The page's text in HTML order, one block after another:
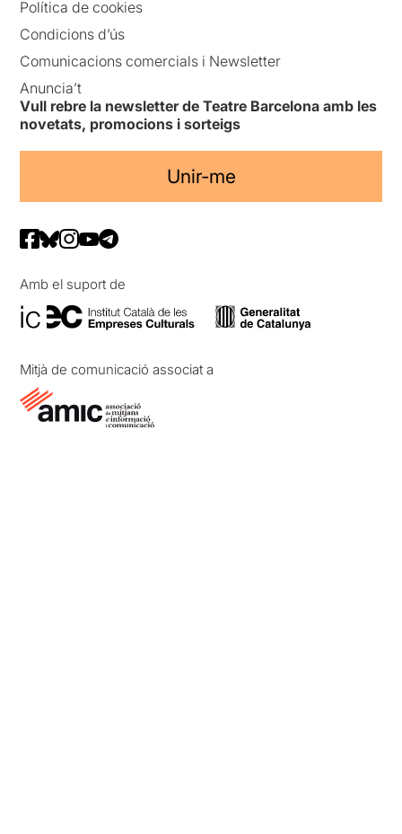
Política de cookies
Condicions d’ús
Comunicacions comercials i Newsletter
Anuncia’t
Vull rebre la newsletter de Teatre Barcelona amb les
novetats, promocions i sorteigs
Unir-me
Amb el suport de
Mitjà de comunicació associat a